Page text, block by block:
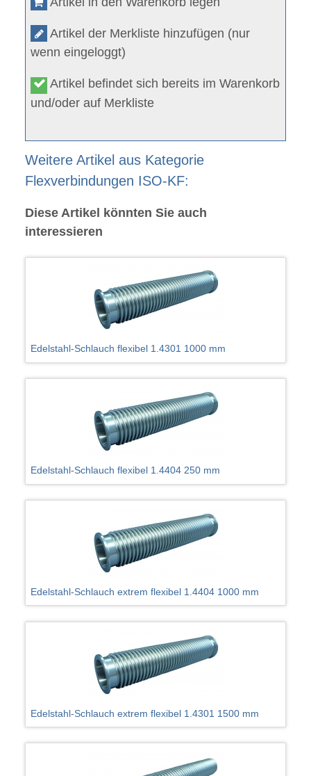
Artikel der Merkliste hinzufügen (nur
wenn eingeloggt)
Artikel befindet sich bereits im Warenkorb
und/oder auf Merkliste
Weitere Artikel aus Kategorie
Flexverbindungen ISO-KF:
Diese Artikel könnten Sie auch
interessieren
Edelstahl-Schlauch flexibel 1.4301 1000 mm
Edelstahl-Schlauch flexibel 1.4404 250 mm
Edelstahl-Schlauch extrem flexibel 1.4404 1000 mm
Edelstahl-Schlauch extrem flexibel 1.4301 1500 mm